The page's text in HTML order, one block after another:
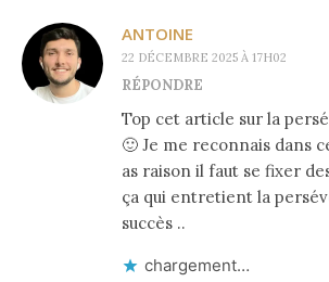
ANTOINE
22 DÉCEMBRE 2025 À 17H02
RÉPONDRE
Top cet article sur la
🙂 Je me reconnais dans
as raison il faut se fixer
ça qui entretient la
succès ..
chargement…